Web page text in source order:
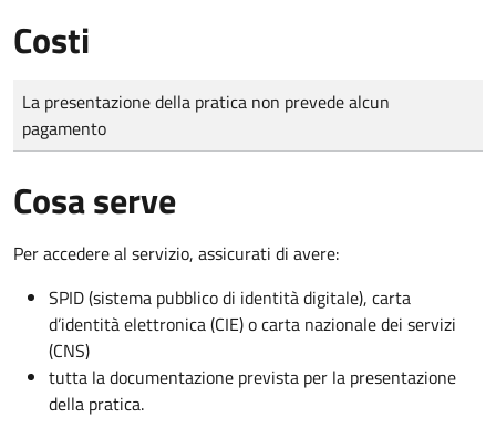
Costi
Tipo di pagamento
Importo
La presentazione della pratica non prevede alcun
pagamento
Cosa serve
Per accedere al servizio, assicurati di avere:
SPID (sistema pubblico di identità digitale), carta
d’identità elettronica (CIE) o carta nazionale dei servizi
(CNS)
tutta la documentazione prevista per la presentazione
della pratica.